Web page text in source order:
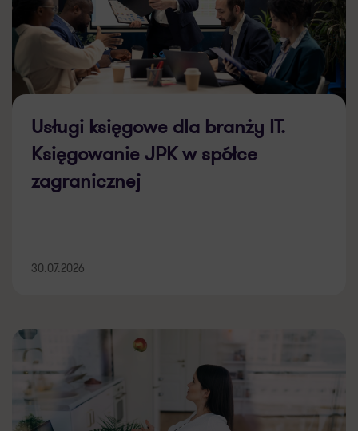
Usługi księgowe dla branży IT.
Księgowanie JPK w spółce
zagranicznej
30.07.2026